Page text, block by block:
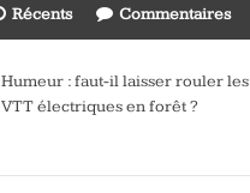
Récents Commentaires
Humeur : faut-il laisser rouler les
VTT électriques en forêt ?